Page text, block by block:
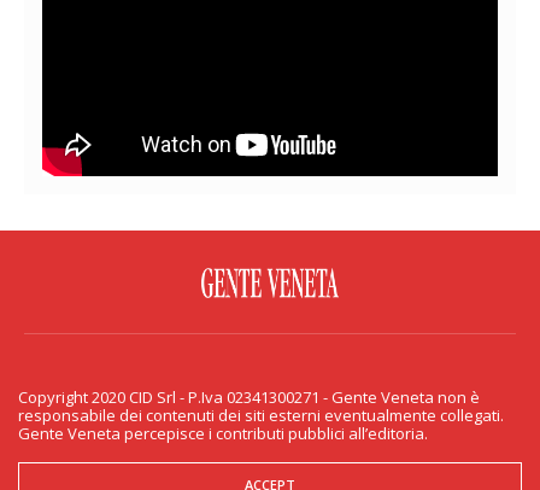
PRIVACY & COOKIE
Copyright 2020 CID Srl - P.Iva 02341300271 - Gente Veneta non è responsabile
dei contenuti dei siti esterni eventualmente collegati. Gente Veneta percepisce
i contributi pubblici all’editoria.
Copyright 2020 CID Srl - P.Iva 02341300271 - Gente Veneta non è
responsabile dei contenuti dei siti esterni eventualmente collegati.
Gente Veneta percepisce i contributi pubblici all’editoria.
ACCEPT